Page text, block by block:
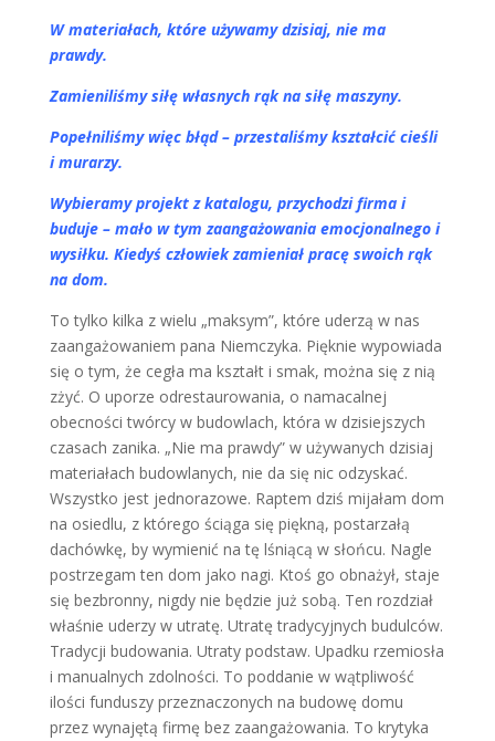
W materiałach, które używamy dzisiaj, nie ma
prawdy.
Zamieniliśmy siłę własnych rąk na siłę maszyny.
Popełniliśmy więc błąd – przestaliśmy kształcić cieśli
i murarzy.
Wybieramy projekt z katalogu, przychodzi firma i
buduje – mało w tym zaangażowania emocjonalnego i
wysiłku. Kiedyś człowiek zamieniał pracę swoich rąk
na dom.
To tylko kilka z wielu „maksym”, które uderzą w nas
zaangażowaniem pana Niemczyka. Pięknie wypowiada
się o tym, że cegła ma kształt i smak, można się z nią
zżyć. O uporze odrestaurowania, o namacalnej
obecności twórcy w budowlach, która w dzisiejszych
czasach zanika. „Nie ma prawdy” w używanych dzisiaj
materiałach budowlanych, nie da się nic odzyskać.
Wszystko jest jednorazowe. Raptem dziś mijałam dom
na osiedlu, z którego ściąga się piękną, postarzałą
dachówkę, by wymienić na tę lśniącą w słońcu. Nagle
postrzegam ten dom jako nagi. Ktoś go obnażył, staje
się bezbronny, nigdy nie będzie już sobą. Ten rozdział
właśnie uderzy w utratę. Utratę tradycyjnych budulców.
Tradycji budowania. Utraty podstaw. Upadku rzemiosła
i manualnych zdolności. To poddanie w wątpliwość
ilości funduszy przeznaczonych na budowę domu
przez wynajętą firmę bez zaangażowania. To krytyka